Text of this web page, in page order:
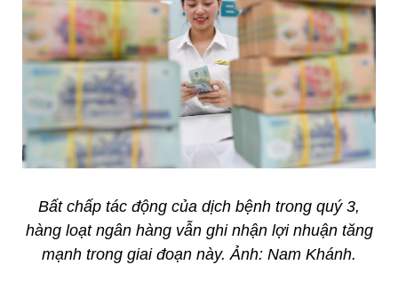
Bất chấp tác động của dịch bệnh trong quý 3,
hàng loạt ngân hàng vẫn ghi nhận lợi nhuận tăng
mạnh trong giai đoạn này. Ảnh: Nam Khánh.